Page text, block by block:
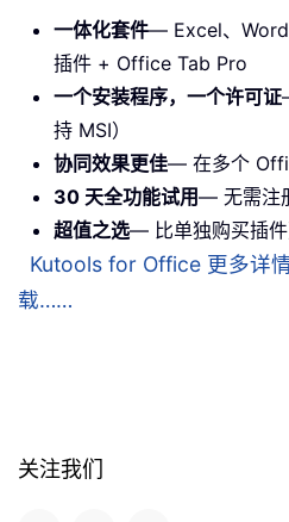
一体化套件— Excel、
插件 + Office Tab Pro
一个安装程序，一个许可证
持 MSI）
协同效果更佳— 在多个
30 天全功能试用— 无需注
超值之选— 比单独购买插
Kutools for Office 更多详
载……
关注我们